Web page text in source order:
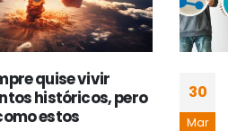
quise vivir
históricos, pero
estos
30
Mar